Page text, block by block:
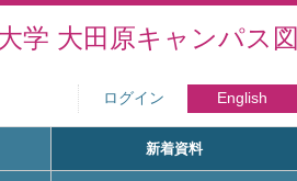
学 大田原キャンパス
ログイン English
新着資料